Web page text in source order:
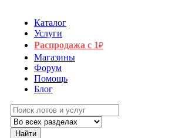
Каталог
Услуги
Распродажа с 1₽
Магазины
Форум
Помощь
Блог
Найти